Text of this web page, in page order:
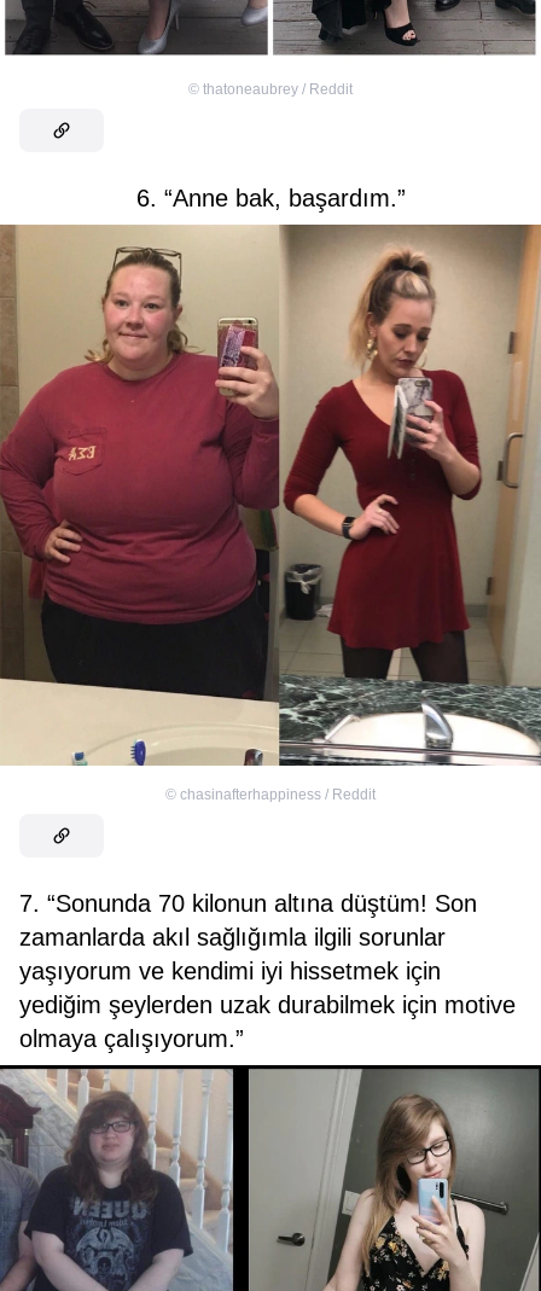
© thatoneaubrey / Reddit
6. “Anne bak, başardım.”
© chasinafterhappiness / Reddit
7. “Sonunda 70 kilonun altına düştüm! Son
zamanlarda akıl sağlığımla ilgili sorunlar
yaşıyorum ve kendimi iyi hissetmek için
yediğim şeylerden uzak durabilmek için motive
olmaya çalışıyorum.”